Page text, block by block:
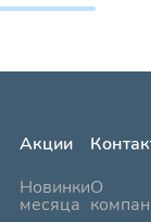
Акции
Новинки
месяца
О